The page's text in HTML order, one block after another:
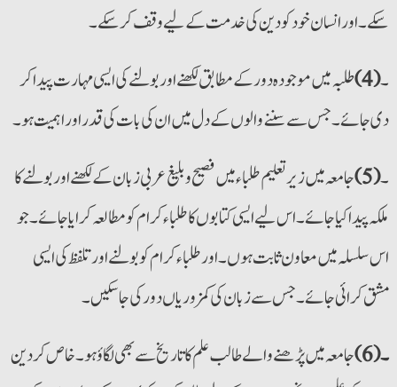
سکے۔ اور انسان خود کو دین کی خدمت کے لیے وقف کر سکے۔
۔(4) طلبہ میں موجودہ دور کے مطابق لکھنے اور بولنے کی ایسی مہارت پیدا کر
دی جائے۔ جس سے سننے والوں کے دل میں ان کی بات کی قدر اور اہمیت ہو۔
۔(5) جامعہ میں زیرتعلیم طلباء میں فصیح و بلیغ عربی زبان کے لکھنے اور بولنے کا
ملکہ پیدا کیا جائے۔ اس لیے ایسی کتابوں کا طلباء کرام کو مطالعہ کرایا جائے۔ جو
اس سلسلہ میں معاون ثابت ہوں۔ اور طلباء کرام کو بولنے اور تلفظ کی ایسی
مشق کرائی جائے۔ جس سے زبان کی کمزوریاں دورکی جا سکیں۔
۔(6) جامعہ میں پڑھنے والے طالب علم کا تاریخ سے بھی لگاؤ ہو۔ خاص کر دین